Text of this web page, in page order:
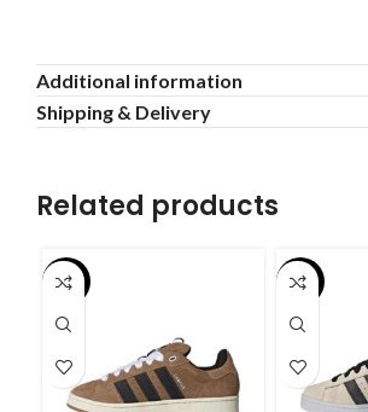
Additional information
Shipping & Delivery
Related products
-55% -55%